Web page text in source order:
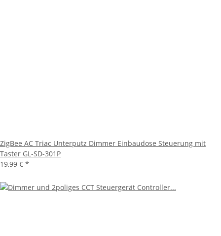
ZigBee AC Triac Unterputz Dimmer Einbaudose Steuerung mit
Taster GL-SD-301P
19,99 € *